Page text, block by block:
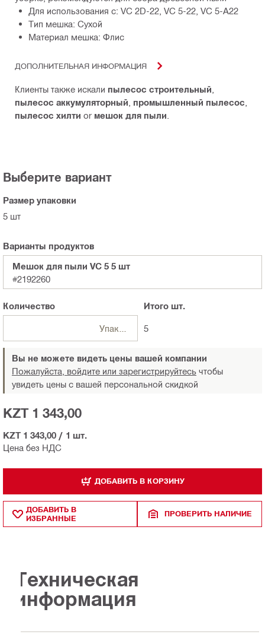
Для использования с: VC 2D-22, VC 5-22, VC 5-A22
Тип мешка: Сухой
Материал мешка: Флис
ДОПОЛНИТЕЛЬНАЯ ИНФОРМАЦИЯ
Клиенты также искали пылесос строительный
пылесос аккумуляторный промышленный пылесос
пылесос хилти or мешок для пыли
Выберите вариант
Размер упаковки
5 шт
Варианты продуктов
Мешок для пыли VC 5 5 шт
#2192260
Количество
Упаковка
Итогошт.
5
Вы не можете видеть цены вашей компании
Пожалуйста, войдите или зарегистрируйтесь чтобы
увидеть цены с вашей персональной скидкой
Цена без НДС
KZT 1 343,00
KZT 1 343,00 / 1 шт.
ДОБАВИТЬ В КОРЗИНУ
ДОБАВИТЬ В
ИЗБРАННЫЕ
ПРОВЕРИТЬ НАЛИЧИЕ
Техническая
информация